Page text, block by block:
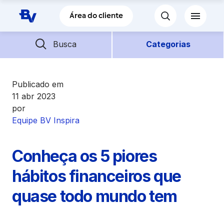
Pular para o Conteúdo principal
Área do cliente
Busca Categorias
Barra de busca
Descubra mais conteúdos
Empréstimos
Financiamentos
Futuro
Parceiros BV
Publicado em
11 abr 2023
por
Equipe BV Inspira
Conheça os 5 piores
hábitos financeiros que
quase todo mundo tem